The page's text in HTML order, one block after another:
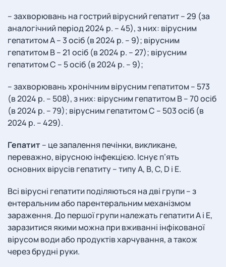
– захворювань на гострий вірусний гепатит – 29 (за
аналогічний період 2024 р. – 45), з них: вірусним
гепатитом А – 3 осіб (в 2024 р. – 9); вірусним
гепатитом В – 21 осіб (в 2024 р. – 27); вірусним
гепатитом С – 5 осіб (в 2024 р. – 9);
– захворювань хронічним вірусним гепатитом – 573
(в 2024 р. – 508), з них: вірусним гепатитом В – 70 осіб
(в 2024 р. – 79); вірусним гепатитом С – 503 осіб (в
2024 р. – 429).
Гепатит – це запалення печінки, викликане,
переважно, вірусною інфекцією. Існує п’ять
основних вірусів гепатиту – типу A, B, C, D і E.
Всі вірусні гепатити поділяються на дві групи – з
ентеральним або парентеральним механізмом
зараження. До першої групи належать гепатити А і Е,
заразитися якими можна при вживанні інфікованої
вірусом води або продуктів харчування, а також
через брудні руки.